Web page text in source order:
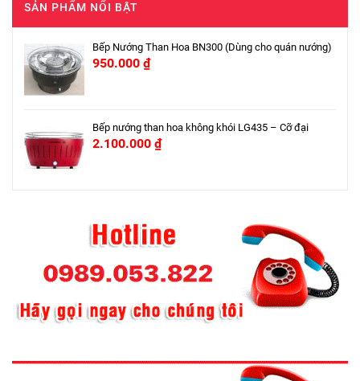
SẢN PHẨM NỔI BẬT
Bếp Nướng Than Hoa BN300 (Dùng cho quán nướng)
950.000 ₫
Bếp nướng than hoa không khói LG435 – Cỡ đại
2.100.000 ₫